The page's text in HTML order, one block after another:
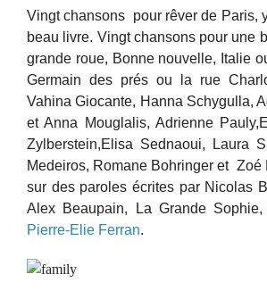
Vingt chansons pour rêver de Paris,
beau livre. Vingt chansons pour une
grande roue, Bonne nouvelle, Italie
Germain des prés ou la rue
Vahina Giocante, Hanna Schygulla,
et Anna Mouglalis, Adrienne
Zylberstein,Elisa Sednaoui, Laura
Medeiros, Romane Bohringer et
sur des paroles écrites par Nicolas
Alex Beaupain, La Grande
Pierre-Elie Ferran.